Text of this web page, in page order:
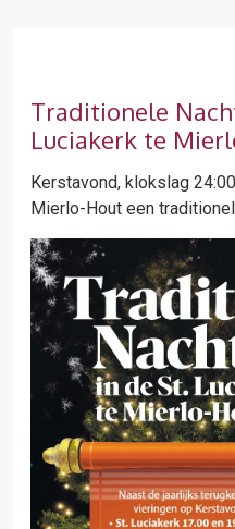
Traditionele
Luciakerk te
Kerstavond, klokslag
Mierlo-Hout een